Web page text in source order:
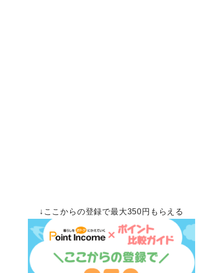
↓ここからの登録で最大350円もらえる